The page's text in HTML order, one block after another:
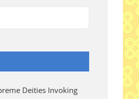
Deities Invoking